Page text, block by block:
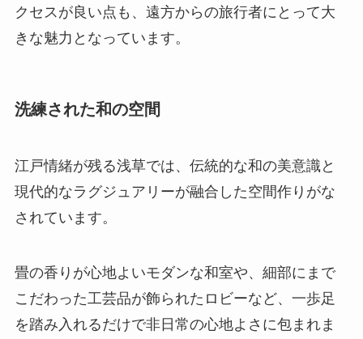
クセスが良い点も、遠方からの旅行者にとって大
きな魅力となっています。
洗練された和の空間
江戸情緒が残る浅草では、伝統的な和の美意識と
現代的なラグジュアリーが融合した空間作りがな
されています。
畳の香りが心地よいモダンな和室や、細部にまで
こだわった工芸品が飾られたロビーなど、一歩足
を踏み入れるだけで非日常の心地よさに包まれま